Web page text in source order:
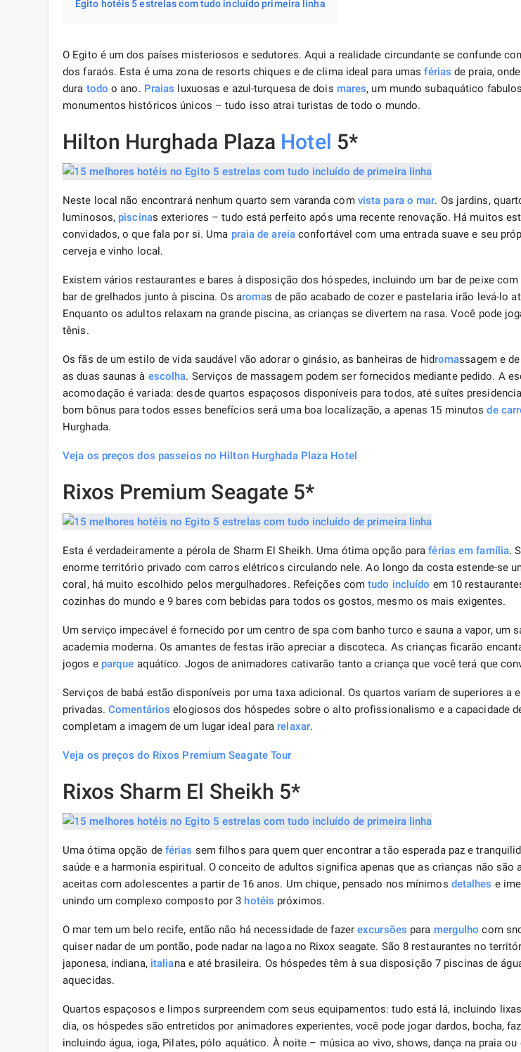
Egito hotéis 5 estrelas com tudo incluído primeira linha
O Egito é um dos países misteriosos e sedutores. Aqui a realidade circundante se confunde
dos faraós. Esta é uma zona de resorts chiques e de clima ideal para umasférias de praia,
dura todo o ano. Praias luxuosas e azul-turquesa de dois mares, um mundo subaquático
monumentos históricos únicos – tudo isso atrai turistas de todo o mundo.
Hilton Hurghada Plaza Hotel 5*
Neste local não encontrará nenhum quarto sem varanda com vista para o mar. Os jardins,
luminosos, piscinas exteriores – tudo está perfeito após uma recente renovação. Há muitos
convidados, o que fala por si. Uma praia de areiaconfortável com uma entrada suave e seu
cerveja e vinho local.
Existem vários restaurantes e bares à disposição dos hóspedes, incluindo um bar de peixe
bar de grelhados junto à piscina. Os aromas de pão acabado de cozer e pastelaria irão levá-lo
Enquanto os adultos relaxam na grande piscina, as crianças se divertem na rasa. Você pode
tênis.
Os fãs de um estilo de vida saudável vão adorar o ginásio, as banheiras de hidromassagem e
as duas saunas à escolha. Serviços de massagem podem ser fornecidos mediante pedido. A
acomodação é variada: desde quartos espaçosos disponíveis para todos, até suítes
bom bônus para todos esses benefícios será uma boa localização, a apenas 15 minutosde
Hurghada.
Veja os preços dos passeios no Hilton Hurghada Plaza Hotel
Rixos Premium Seagate 5*
Esta é verdadeiramente a pérola de Sharm El Sheikh. Uma ótima opção paraférias em família.
enorme território privado com carros elétricos circulando nele. Ao longo da costa estende-se
coral, há muito escolhido pelos mergulhadores. Refeições comtudo incluído em 10
cozinhas do mundo e 9 bares com bebidas para todos os gostos, mesmo os mais exigentes.
Um serviço impecável é fornecido por um centro de spa com banho turco e sauna a vapor, um
academia moderna. Os amantes de festas irão apreciar a discoteca. As crianças ficarão
jogos e parque aquático. Jogos de animadores cativarão tanto a criança que você terá que
Serviços de babá estão disponíveis por uma taxa adicional. Os quartos variam de superiores a
privadas. Comentários elogiosos dos hóspedes sobre o alto profissionalismo e a capacidade
completam a imagem de um lugar ideal para relaxar.
Veja os preços do Rixos Premium Seagate Tour
Rixos Sharm El Sheikh 5*
Uma ótima opção de férias sem filhos para quem quer encontrar a tão esperada paz e
saúde e a harmonia espiritual. O conceito de adultos significa apenas que as crianças não são
aceitas com adolescentes a partir de 16 anos. Um chique, pensado nos mínimos detalhes e
unindo um complexo composto por 3 hotéis próximos.
O mar tem um belo recife, então não há necessidade de fazer excursões para mergulho com
quiser nadar de um pontão, pode nadar na lagoa no Rixox seagate. São 8 restaurantes no
japonesa, indiana, italiana e até brasileira. Os hóspedes têm à sua disposição 7 piscinas de
aquecidas.
Quartos espaçosos e limpos surpreendem com seus equipamentos: tudo está lá, incluindo
dia, os hóspedes são entretidos por animadores experientes, você pode jogar dardos, bocha,
incluindo água, ioga, Pilates, pólo aquático. À noite – música ao vivo, shows, dança na praia ou